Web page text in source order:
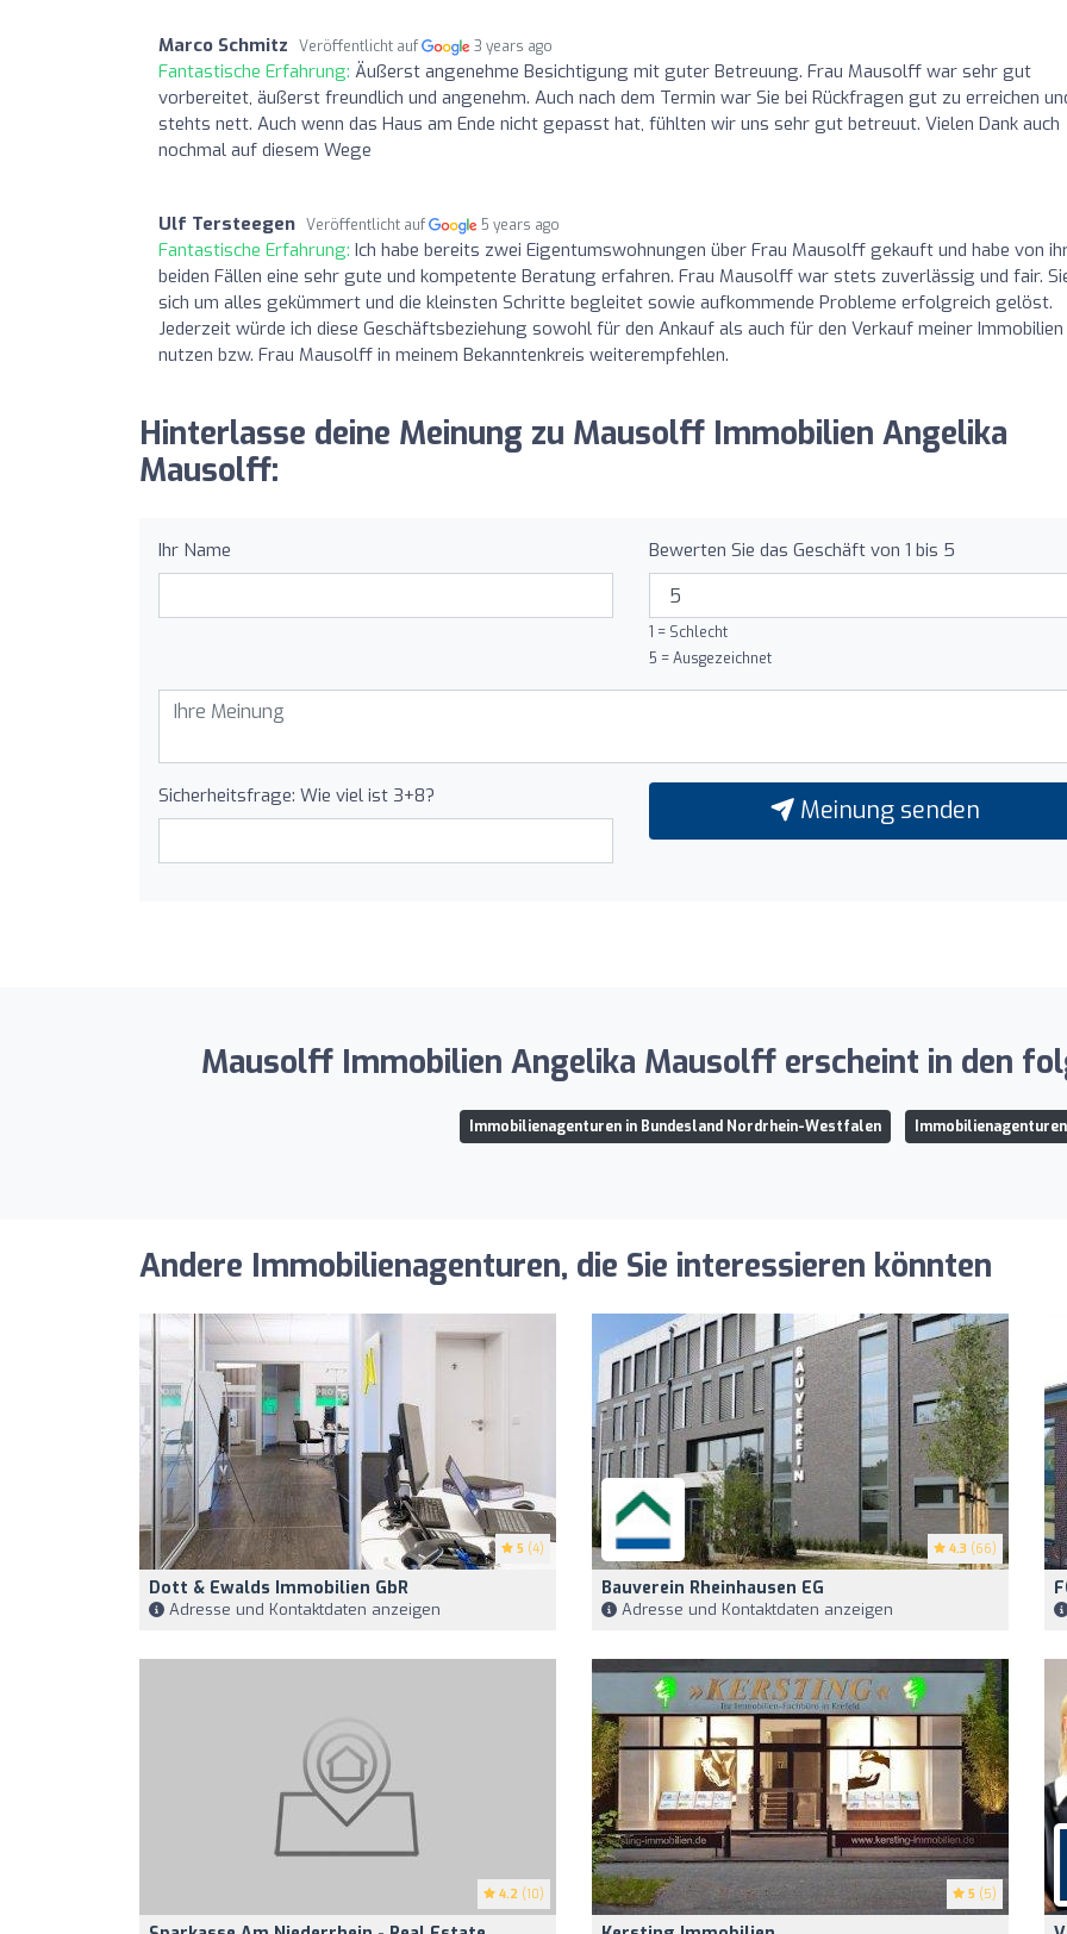
Marco Schmitz Veröffentlicht auf 3 years ago
Fantastische Erfahrung: Äußerst angenehme Besichtigung mit guter Betreuung. Frau Mausolff war sehr gut
vorbereitet, äußerst freundlich und angenehm. Auch nach dem Termin war Sie bei Rückfragen gut zu erreichen
stehts nett. Auch wenn das Haus am Ende nicht gepasst hat, fühlten wir uns sehr gut betreuut. Vielen Dank auch
nochmal auf diesem Wege
Ulf Tersteegen Veröffentlicht auf 5 years ago
Fantastische Erfahrung: Ich habe bereits zwei Eigentumswohnungen über Frau Mausolff gekauft und habe von
beiden Fällen eine sehr gute und kompetente Beratung erfahren. Frau Mausolff war stets zuverlässig und fair.
sich um alles gekümmert und die kleinsten Schritte begleitet sowie aufkommende Probleme erfolgreich gelöst.
Jederzeit würde ich diese Geschäftsbeziehung sowohl für den Ankauf als auch für den Verkauf meiner Immobilien
nutzen bzw. Frau Mausolff in meinem Bekanntenkreis weiterempfehlen.
Hinterlasse deine Meinung zu Mausolff Immobilien Angelika
Mausolff:
Ihr Name Bewerten Sie das Geschäft von 1 bis 5
1 = Schlecht
5 = Ausgezeichnet
Sicherheitsfrage: Wie viel ist 3+8? Meinung senden
Mausolff Immobilien Angelika Mausolff erscheint in den
Immobilienagenturen in Bundesland Nordrhein-Westfalen
Andere Immobilienagenturen, die Sie interessieren könnten
5 (4)
Dott & Ewalds Immobilien GbR
Adresse und Kontaktdaten anzeigen
4.3 (66)
Bauverein Rheinhausen EG
Adresse und Kontaktdaten anzeigen
4.2 (10) 5 (5)